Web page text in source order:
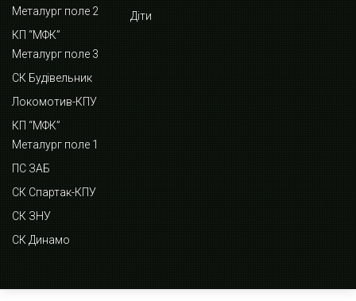
Металург поле 2
КП “МФК”
Металург поле 3
СК Будівельник
Локомотив-КПУ
КП “МФК”
Металург поле 1
ПС ЗАБ
СК Спартак-КПУ
СК ЗНУ
СК Динамо
Діти